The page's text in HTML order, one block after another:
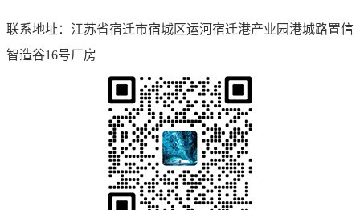
联系地址：江苏省宿迁市宿城区运河宿迁港产业园港城路置信
智造谷16号厂房